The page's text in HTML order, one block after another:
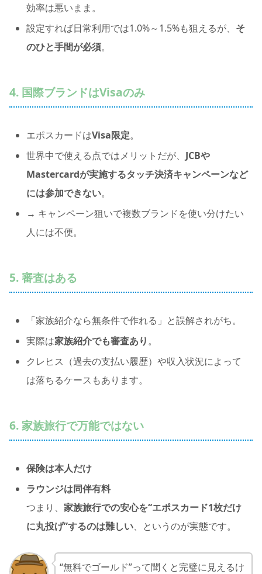
効率は悪いまま。
設定すれば日常利用では1.0%～1.5%も狙えるが、 そ
のひと手間が必須。
4. 国際ブランドはVisaのみ
エポスカードはVisa限定。
世界中で使える点ではメリットだが、 JCBや
Mastercardが実施するタッチ決済キャンペーンなど
には参加できない。
→ キャンペーン狙いで複数ブランドを使い分けたい
人には不便。
5. 審査はある
「家族紹介なら無条件で作れる」と誤解されがち。
実際は家族紹介でも審査あり。
クレヒス（過去の支払い履歴）や収入状況によって
は落ちるケースもあります。
6. 家族旅行で万能ではない
保険は本人だけ
ラウンジは同伴有料
つまり、家族旅行での安心を“エポスカード1枚だけ
に丸投げ”するのは難しい、というのが実態です。
“無料でゴールド”って聞くと完璧に見えるけ